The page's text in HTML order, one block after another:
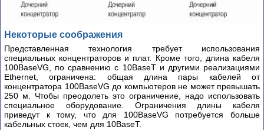
Некоторые соображения
Представленная технология требует использования
специальных концентраторов и плат. Кроме того, длина кабеля
100BaseVG, по сравнению с 10BaseT и другими реализациями
Ethernet, ограничена: общая длина пары кабелей от
концентратора 100BaseVG до компьютеров не может превышать
250 м. Чтобы преодолеть это ограничение, надо использовать
специальное оборудование. Ограничения длины кабеля
приведут к тому, что для 100BaseVG потребуется больше
кабельных стоек, чем для 10BaseT.